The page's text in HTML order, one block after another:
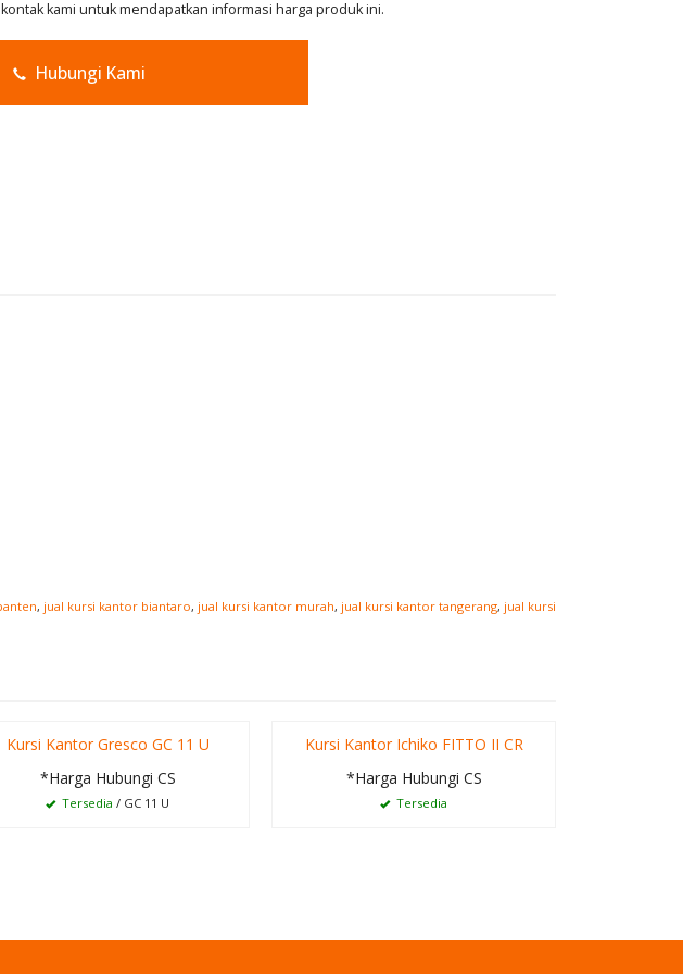
kami untuk mendapatkan informasi harga produk ini.
Hubungi Kami
, jual kursi kantor biantaro, jual kursi kantor murah, jual kursi kantor tangerang, jual kursi
Kursi Kantor Gresco GC 11 U
*Harga Hubungi CS
Tersedia / GC 11 U
Kursi Kantor Ichiko FITTO II CR
*Harga Hubungi CS
Tersedia